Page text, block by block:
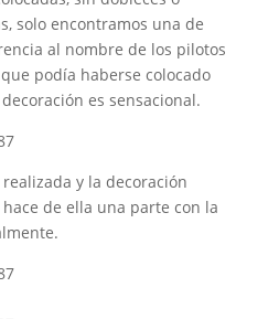
solo encontramos una de
al nombre de los pilotos
podía haberse colocado
es sensacional.
y la decoración
de ella una parte con la